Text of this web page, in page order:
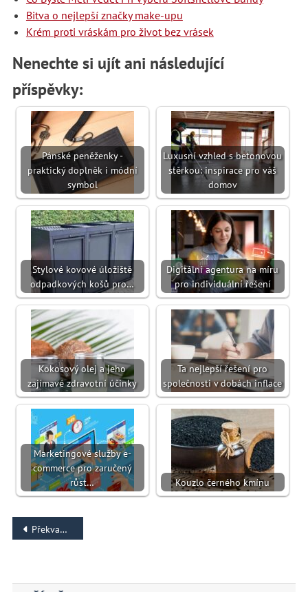
Bitva o nejlepší značky make-upu
Krém proti vráskám pro život bez vrásek
Nenechte si ujít ani následující
příspěvky:
Pánské peněženky -
praktický doplněk i módní
symbol
Luxusní vzhled s betonovou
stěrkou: inspirace pro váš
domov
Stylové kovové úložiště
odpadkových košů pro…
Digitální agentura na míru
pro individuální řešení
Kokosový olej a jeho
zajímavé zdravotní účinky
Ta nejlepší řešení pro
společnosti v dobách inflace
Marketingové služby e-
commerce pro zaručený
růst…
Kouzlo černého kmínu
Navigace
příspěvek
Překvapivé vedlejší účinky shilajitu